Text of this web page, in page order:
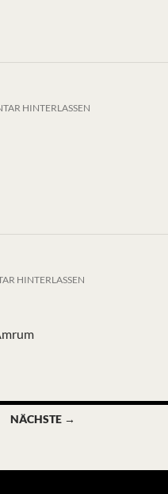
HINTERLASSEN
HINTERLASSEN
NÄCHSTE →